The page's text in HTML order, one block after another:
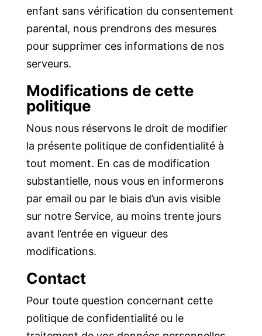
enfant sans vérification du consentement
parental, nous prendrons des mesures
pour supprimer ces informations de nos
serveurs.
Modifications de cette
politique
Nous nous réservons le droit de modifier
la présente politique de confidentialité à
tout moment. En cas de modification
substantielle, nous vous en informerons
par email ou par le biais d’un avis visible
sur notre Service, au moins trente jours
avant l’entrée en vigueur des
modifications.
Contact
Pour toute question concernant cette
politique de confidentialité ou le